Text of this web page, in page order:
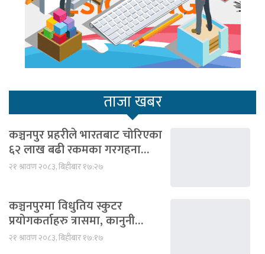
ताजा खबर
कञ्चनपुर प्रहरीले भारतबाट चोरिएका
६२ लाख बढी रकमका गरगहना…
२१ श्रावण २०८३, बिहीबार १७:२७
कञ्चनपुरमा विधुतिय स्कुटर
प्रयोगकर्ताहरु त्रासमा, कानुनी…
२१ श्रावण २०८३, बिहीबार १७:१७